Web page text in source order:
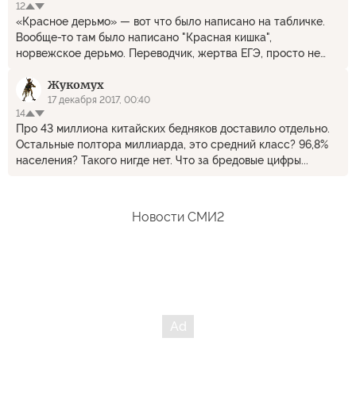
12
«Красное дерьмо» — вот что было написано на табличке.
Вообще-то там было написано "Красная кишка",
норвежское дерьмо. Переводчик, жертва ЕГЭ, просто не
может норвег обойтись без вранья, национальный характер,
я думаю мешает.
Жукомух
17 декабря 2017, 00:40
14
Про 43 миллиона китайских бедняков доставило отдельно.
Остальные полтора миллиарда, это средний класс? 96,8%
населения? Такого нигде нет. Что за бредовые цифры...
Новости СМИ2